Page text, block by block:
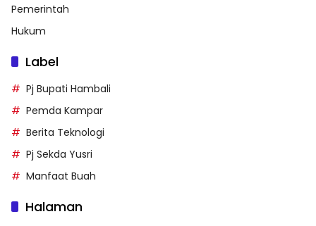
Pemerintah
Hukum
Label
Pj Bupati Hambali
Pemda Kampar
Berita Teknologi
Pj Sekda Yusri
Manfaat Buah
Halaman